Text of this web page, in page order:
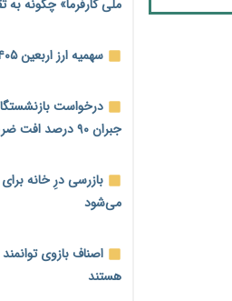
تجارت خارجی ایران
یک سال پرچالش
نه از جنگ می‌ترسیم،
فرمول تازه مستمری
اجتماعی؟
ملی کارفرما» چگونه
سهمیه ارز اربعین ۱۴۰۵ اعلام شد؛ ۲۰۰ هزار دینار برای هر زائر
درخواست
جبران ۹۰ درصد افت ضریب زمان برقراری
بازرسی درِ خانه
می‌شود
اصناف بازوی
هستند